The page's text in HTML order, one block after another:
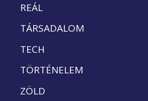
REÁL
TÁRSADALOM
TECH
TÖRTÉNELEM
ZÖLD